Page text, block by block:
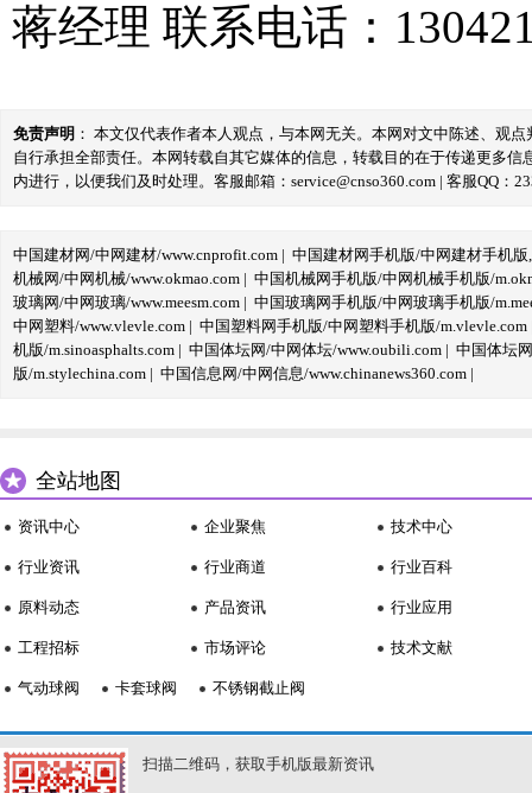
蒋经理 联系电话：
免责声明 ： 本文仅代表作者本人观点，与本网无关。本网对文中陈述、观
自行承担全部责任。本网转载自其它媒体的信息，转载目的在于传递更多
内进行，以便我们及时处理。客服邮箱：service@cnso360.com | 客服QQ：
中国建材网/中网建材/www.cnprofit.com | 中国建材网手机版/中网建材手机版
机械网/中网机械/www.okmao.com | 中国机械网手机版/中网机械手机版/
玻璃网/中网玻璃/www.meesm.com | 中国玻璃网手机版/中网玻璃手机版/
中网塑料/www.vlevle.com | 中国塑料网手机版/中网塑料手机版/m.vlevle.com
机版/m.sinoasphalts.com | 中国体坛网/中网体坛/www.oubili.com | 中国体坛
版/m.stylechina.com | 中国信息网/中网信息/www.chinanews360.com |
全站地图
资讯中心
行业资讯
原料动态
工程招标
企业聚焦
行业商道
产品资讯
市场评论
技术中心
行业百科
行业应用
技术文献
气动球阀 卡套球阀 不锈钢截止阀
扫描二维码，获取手机版最新资讯